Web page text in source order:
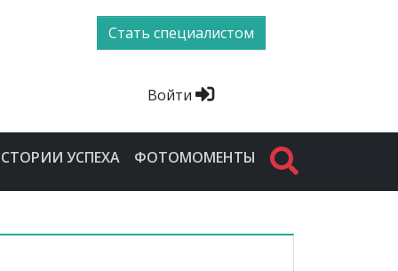
Стать специалистом
Войти
УСПЕХА ФОТОМОМЕНТЫ